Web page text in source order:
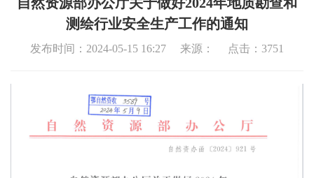
测绘行业安全生产工作的通知
发布时间：2024-05-15 16:27 来源： 点击： 3751